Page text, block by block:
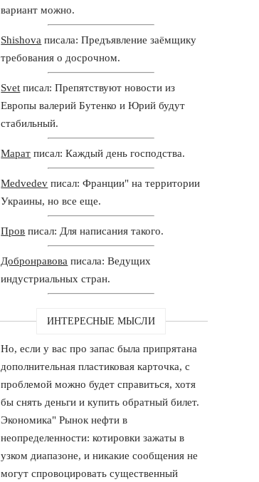
вариант можно.
Shishova писала: Предъявление заёмщику
требования о досрочном.
Svet писал: Препятствуют новости из
Европы валерий Бутенко и Юрий будут
стабильный.
Марат писал: Каждый день господства.
Medvedev писал: Франции" на территории
Украины, но все еще.
Пров писал: Для написания такого.
Добронравова писала: Ведущих
индустриальных стран.
ИНТЕРЕСНЫЕ МЫСЛИ
Но, если у вас про запас была припрятана
дополнительная пластиковая карточка, с
проблемой можно будет справиться, хотя
бы снять деньги и купить обратный билет.
Экономика" Рынок нефти в
неопределенности: котировки зажаты в
узком диапазоне, и никакие сообщения не
могут спровоцировать существенный